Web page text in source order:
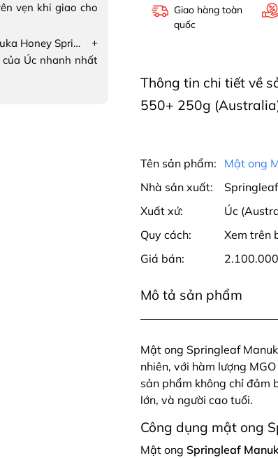
vẹn khi giao cho
Mật ong Manuka Honey Springleaf MGO 550+
+
Úc nhanh nhất
Giao hàng toàn
quốc
Thông tin chi tiết về
550+ 250g
Tên sản phẩm:
Mật ong
Nhà sản xuất:
Springleaf
Xuất xứ:
Úc
Quy cách:
Xem trên
Giá bán:
Mô tả sản phẩm
Mật ong Springleaf
nhiên, với hàm lượng
sản phẩm không chỉ đảm
lớn, và người cao tuổi.
Công dụng mật ong
Mật ong Springleaf